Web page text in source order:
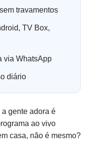
travamentos
TV Box,
via WhatsApp
diário
gente adora é
ao vivo
casa, não é mesmo?